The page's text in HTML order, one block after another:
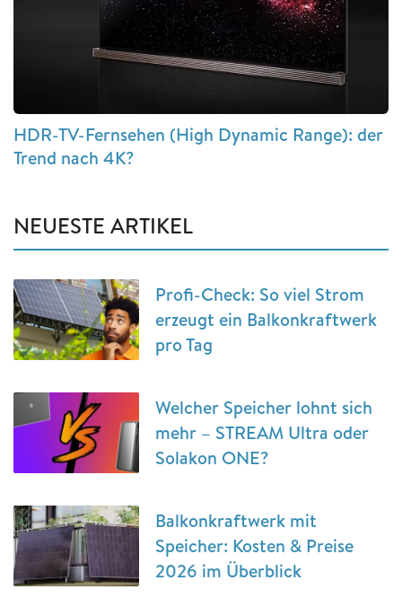
HDR-TV-Fernsehen (High Dynamic Range): der
Trend nach 4K?
NEUESTE ARTIKEL
Profi-Check: So viel Strom
erzeugt ein Balkonkraftwerk
pro Tag
Welcher Speicher lohnt sich
mehr – STREAM Ultra oder
Solakon ONE?
Balkonkraftwerk mit
Speicher: Kosten & Preise
2026 im Überblick